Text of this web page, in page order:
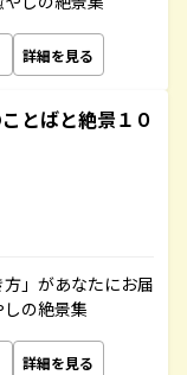
詳細を見る
とばと絶景１０
」があなたにお届
の絶景集
詳細を見る